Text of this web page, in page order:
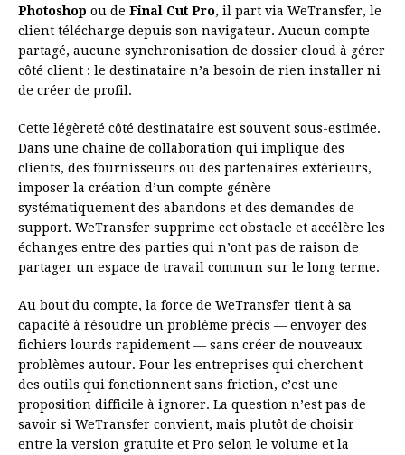
Photoshop ou de Final Cut Pro, il part via WeTransfer, le
client télécharge depuis son navigateur. Aucun compte
partagé, aucune synchronisation de dossier cloud à gérer
côté client : le destinataire n’a besoin de rien installer ni
de créer de profil.
Cette légèreté côté destinataire est souvent sous-estimée.
Dans une chaîne de collaboration qui implique des
clients, des fournisseurs ou des partenaires extérieurs,
imposer la création d’un compte génère
systématiquement des abandons et des demandes de
support. WeTransfer supprime cet obstacle et accélère les
échanges entre des parties qui n’ont pas de raison de
partager un espace de travail commun sur le long terme.
Au bout du compte, la force de WeTransfer tient à sa
capacité à résoudre un problème précis — envoyer des
fichiers lourds rapidement — sans créer de nouveaux
problèmes autour. Pour les entreprises qui cherchent
des outils qui fonctionnent sans friction, c’est une
proposition difficile à ignorer. La question n’est pas de
savoir si WeTransfer convient, mais plutôt de choisir
entre la version gratuite et Pro selon le volume et la